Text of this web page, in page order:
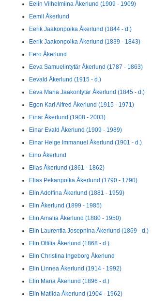
Eelin Vilhelmiina Åkerlund (1909 - 1909)
Eemil Åkerlund
Eerik Jaakonpoika Åkerlund (1844 - d.)
Eerik Jaakonpoika Åkerlund (1839 - 1843)
Eero Åkerlund
Eeva Samuelintytär Åkerlund (1787 - 1863)
Eevald Åkerlund (1915 - d.)
Eeva Maria Jaakontytär Åkerlund (1845 - d.)
Egon Karl Alfred Åkerlund (1915 - 1971)
Einar Åkerlund (1908 - 2003)
Einar Evald Åkerlund (1909 - 1989)
Einar Helge Immanuel Åkerlund (1901 - d.)
Eino Åkerlund
Elias Åkerlund (1861 - 1862)
Elias Pekanpoika Åkerlund (1790 - 1790)
Elin Adolfina Åkerlund (1881 - 1959)
Elin Åkerlund (1899 - 1985)
Elin Amalia Åkerlund (1880 - 1950)
Elin Laurentia Josephina Åkerlund (1869 - d.)
Elin Ottilia Åkerlund (1868 - d.)
Elin Christina Ingeborg Åkerlund
Elin Linnea Åkerlund (1914 - 1992)
Elin Maria Åkerlund (1896 - d.)
Elin Matilda Åkerlund (1904 - 1962)